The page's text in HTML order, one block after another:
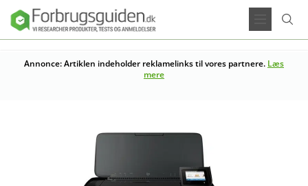
Annonce: Artiklen indeholder reklamelinks til vores partnere. Læs
mere